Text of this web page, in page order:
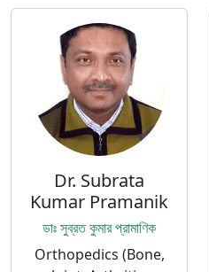
Dr. Subrata
Kumar Pramanik
ডাঃ সুব্রত কুমার প্রামাণিক
Orthopedics (Bone,